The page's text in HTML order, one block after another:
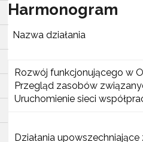
Harmonogram
Nazwa działania
Rozwój funkcjonującego w
Przegląd zasobów
Uruchomienie sieci
Działania